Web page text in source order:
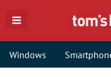
Windows